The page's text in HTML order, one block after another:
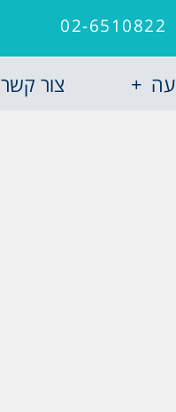
02-6510822
צור קשר